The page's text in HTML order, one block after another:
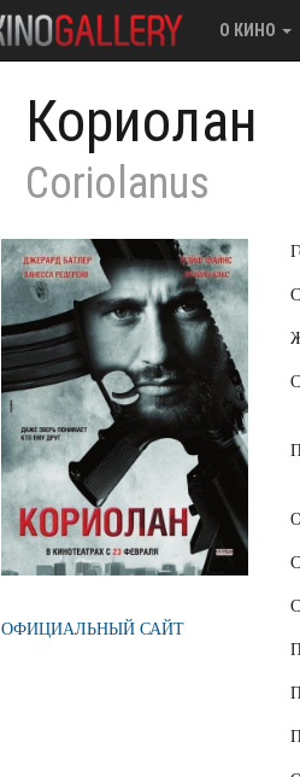
О КИНО
Кориолан
Coriolanus
ОФИЦИАЛЬНЫЙ САЙТ